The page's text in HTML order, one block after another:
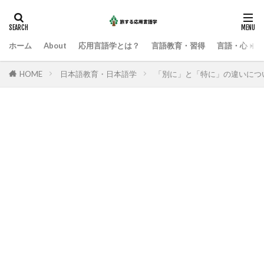
ホーム About 応用言語学とは？ 言語教育・習得 言語・心・
HOME 日本語教育・日本語学 「別に」と「特に」の違いにつ